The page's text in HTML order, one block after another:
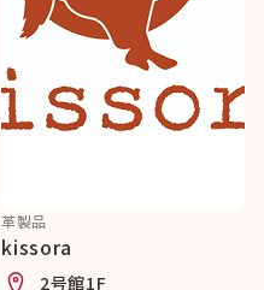
革製品
kissora
2号館1F